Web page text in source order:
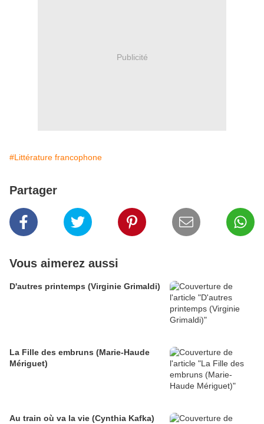
Publicité
#Littérature francophone
Partager
Vous aimerez aussi
D'autres printemps (Virginie Grimaldi)
La Fille des embruns (Marie-Haude
Mériguet)
Au train où va la vie (Cynthia Kafka)